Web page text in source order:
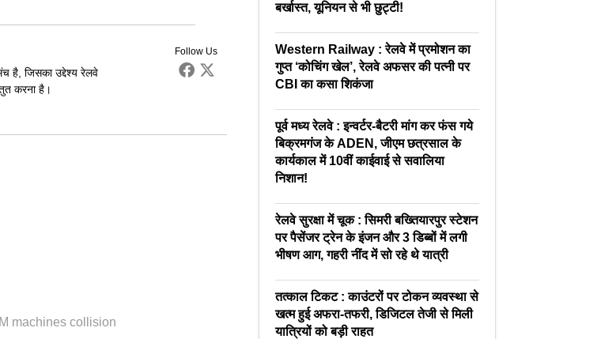
Follow Us
है, जिसका उद्देश्य रेलवे
करना है।
machines collision
बर्खास्त, यूनियन से भी छुट्टी!
Western Railway : रेलवे में प्रमोशन का
गुप्त ‘कोचिंग खेल’, रेलवे अफसर की पत्नी पर
CBI का कसा शिकंजा
पूर्व मध्य रेलवे : इन्वर्टर-बैटरी मांग कर फंस गये
बिक्रमगंज के ADEN, जीएम छत्रसाल के
कार्यकाल में 10वीं काईवाई से सवालिया
निशान!
रेलवे सुरक्षा में चूक : सिमरी बख्तियारपुर स्टेशन
पर पैसेंजर ट्रेन के इंजन और 3 डिब्बों में लगी
भीषण आग, गहरी नींद में सो रहे थे यात्री
तत्काल टिकट : काउंटरों पर टोकन व्यवस्था से
खत्म हुई अफरा-तफरी, डिजिटल तेजी से मिली
यात्रियों को बड़ी राहत